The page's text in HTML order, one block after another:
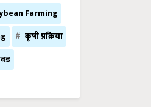
Farming
कृषी प्रक्रिया